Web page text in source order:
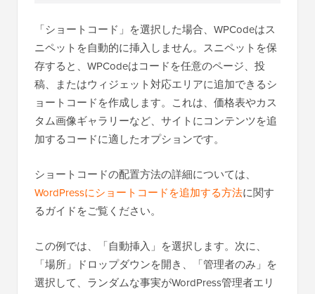
「ショートコード」を選択した場合、WPCodeはス
ニペットを自動的に挿入しません。スニペットを保
存すると、WPCodeはコードを任意のページ、投
稿、またはウィジェット対応エリアに追加できるシ
ョートコードを作成します。これは、価格表やカス
タム画像ギャラリーなど、サイトにコンテンツを追
加するコードに適したオプションです。
ショートコードの配置方法の詳細については、
WordPressにショートコードを追加する方法に関す
るガイドをご覧ください。
この例では、「自動挿入」を選択します。次に、
「場所」ドロップダウンを開き、「管理者のみ」を
選択して、ランダムな事実がWordPress管理者エリ